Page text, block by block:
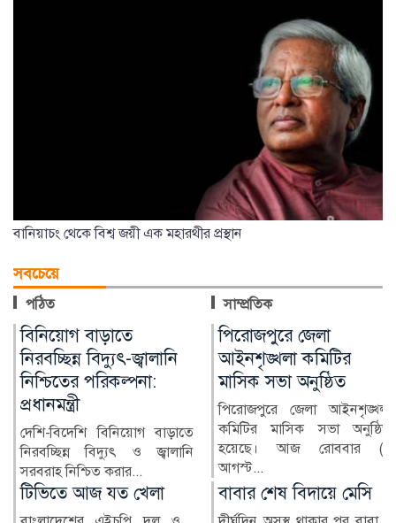
বানিয়াচং থেকে বিশ্ব জয়ী এক মহারথীর প্রস্থান
সবচেয়ে
পঠিত সাম্প্রতিক
পিরোজপুরে জেলা
আইনশৃঙ্খলা কমিটির
মাসিক সভা অনুষ্ঠিত
পিরোজপুরে জেলা আইনশৃঙ্খলা
কমিটির মাসিক সভা অনুষ্ঠিত
হয়েছে। আজ রোববার (৯
আগস্ট...
শেখ হাসিনার বক্তব্যে ফের
অস্বস্তি, টানাপোড়েনে
বাংলাদেশ-ভারত সম্পর্ক?
দিল্লিতে শেখ হাসিনার বক্তব্য ঘিরে
নতুন করে আলোচনায় এসেছে
বাংলাদেশ-ভারত সম্পর্...
বাবার শেষ বিদায়ে মেসি
এসএসসি ও সমমানের
ফল প্রকাশ আজ